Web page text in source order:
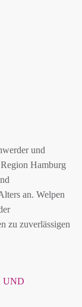
und
Hamburg
an. Welpen
zu zuverlässigen
UND